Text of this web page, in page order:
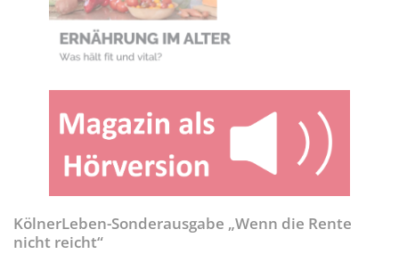
KölnerLeben-Sonderausgabe „Wenn die Rente
nicht reicht“